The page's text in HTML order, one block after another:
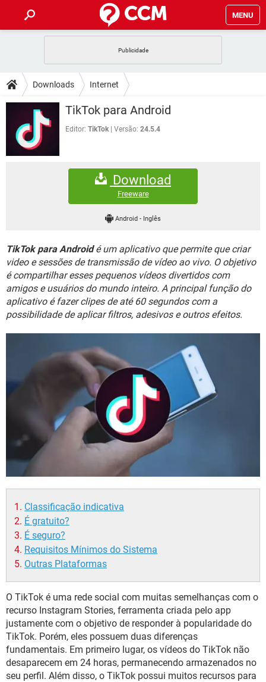
MENU
CELULAR
OUTLOOK EXCEL
INSTAGRAM GMAIL
GUIA DE COMPRAS
DICAS
JOGOS
CELULAR
OUTLOOK
DOWNLOADS
JOGOS WHATSAPP
CELULAR
EXCEL
GMAIL
FÓRUM
FACEBOOK
EXCEL
GMAIL
WHATSAPP
INSTAGRAM GMAIL
GUIA DE COMPRAS
Downloads Internet
TikTok para Android
Editor: TikTok Versão: 24.5.4
Download
Freeware
Android- Inglês
TikTok para Androidé um aplicativo que permite que criar
video e sessões de transmissão de vídeo ao vivo. O objetivo
é compartilhar esses pequenos vídeos divertidos com
amigos e usuários do mundo inteiro. A principal função do
aplicativo é fazer clipes de até 60 segundos com a
possibilidade de aplicar filtros, adesivos e outros efeitos.
Classificação indicativa
É gratuito?
É seguro?
Requisitos Mínimos do Sistema
Outras Plataformas
O TikTok é uma rede social com muitas semelhanças com o
recurso Instagram Stories, ferramenta criada pelo app
justamente com o objetivo de responder à popularidade do
TikTok. Porém, eles possuem duas diferenças
fundamentais. Em primeiro lugar, os vídeos do TikTok não
desaparecem em 24 horas, permanecendo armazenados no
seu perfil. Além disso, o TikTok possui muitos recursos para